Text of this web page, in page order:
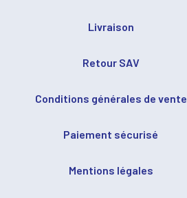
Livraison
Retour SAV
Conditions générales de vente
Paiement sécurisé
Mentions légales